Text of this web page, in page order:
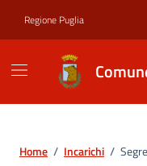
Regione Puglia
Home / Incarichi /